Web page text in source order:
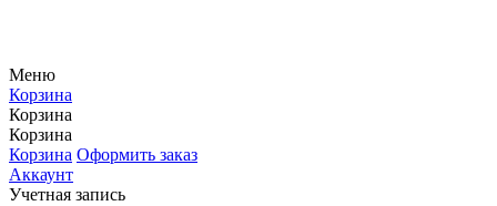
Меню
Корзина
Корзина
Корзина
Корзина Оформить заказ
Аккаунт
Учетная запись